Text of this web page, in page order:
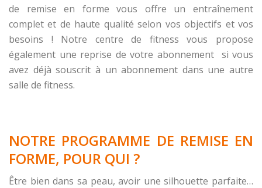
de remise en forme vous offre un entraînement
complet et de haute qualité selon vos objectifs et vos
besoins ! Notre centre de fitness vous propose
également une reprise de votre abonnement si vous
avez déjà souscrit à un abonnement dans une autre
salle de fitness.
NOTRE PROGRAMME DE REMISE EN
FORME, POUR QUI ?
Être bien dans sa peau, avoir une silhouette parfaite…